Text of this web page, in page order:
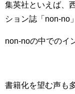
集英社といえば、
ション誌「non-no」
non-noの中でのイ
書籍化を望む声も